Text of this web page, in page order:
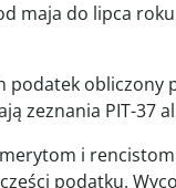
maja do lipca
podatek obliczony
zeznania PIT-37
i
podatku.